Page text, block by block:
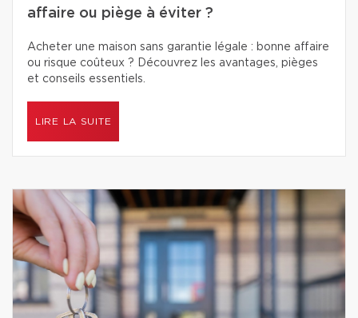
affaire ou piège à éviter ?
Acheter une maison sans garantie légale : bonne affaire
ou risque coûteux ? Découvrez les avantages, pièges
et conseils essentiels.
LIRE LA SUITE